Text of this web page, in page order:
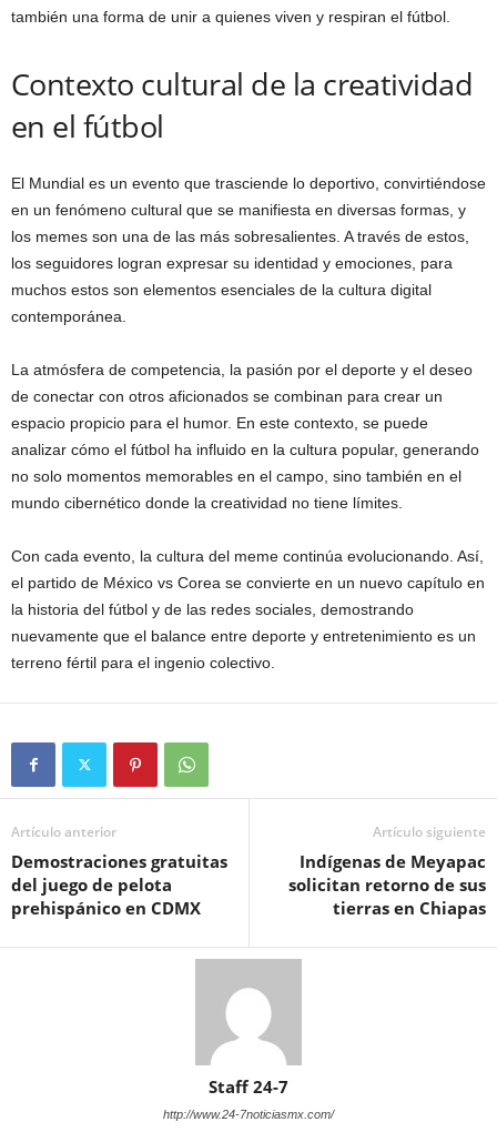
también una forma de unir a quienes viven y respiran el fútbol.
Contexto cultural de la creatividad
en el fútbol
El Mundial es un evento que trasciende lo deportivo, convirtiéndose
en un fenómeno cultural que se manifiesta en diversas formas, y
los memes son una de las más sobresalientes. A través de estos,
los seguidores logran expresar su identidad y emociones, para
muchos estos son elementos esenciales de la cultura digital
contemporánea.
La atmósfera de competencia, la pasión por el deporte y el deseo
de conectar con otros aficionados se combinan para crear un
espacio propicio para el humor. En este contexto, se puede
analizar cómo el fútbol ha influido en la cultura popular, generando
no solo momentos memorables en el campo, sino también en el
mundo cibernético donde la creatividad no tiene límites.
Con cada evento, la cultura del meme continúa evolucionando. Así,
el partido de México vs Corea se convierte en un nuevo capítulo en
la historia del fútbol y de las redes sociales, demostrando
nuevamente que el balance entre deporte y entretenimiento es un
terreno fértil para el ingenio colectivo.
Artículo anterior
Demostraciones gratuitas
del juego de pelota
prehispánico en CDMX
Artículo siguiente
Indígenas de Meyapac
solicitan retorno de sus
tierras en Chiapas
Staff 24-7
http://www.24-7noticiasmx.com/